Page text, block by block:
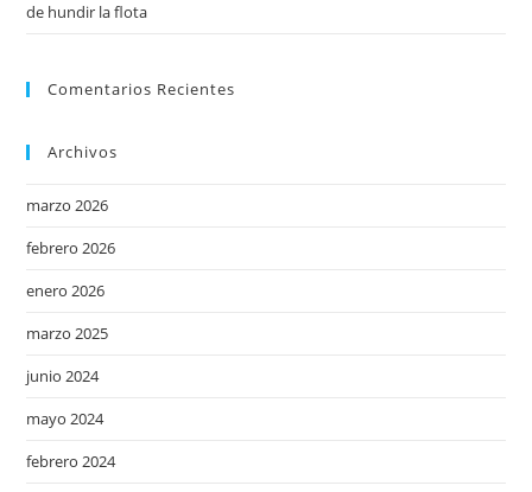
de hundir la flota
Comentarios Recientes
Archivos
marzo 2026
febrero 2026
enero 2026
marzo 2025
junio 2024
mayo 2024
febrero 2024